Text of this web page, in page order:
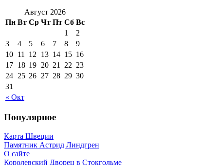
Август 2026
Пн Вт Ср Чт Пт Сб Вс
« Окт
1
2
3
4 5 6 7 8
9
10 11 12 13 14 15 16
17 18 19 20 21 22 23
24 25 26 27 28 29 30
31
Популярное
Карта Швеции
Памятник Астрид Линдгрен
О сайте
Королевский Дворец в Стокгольме